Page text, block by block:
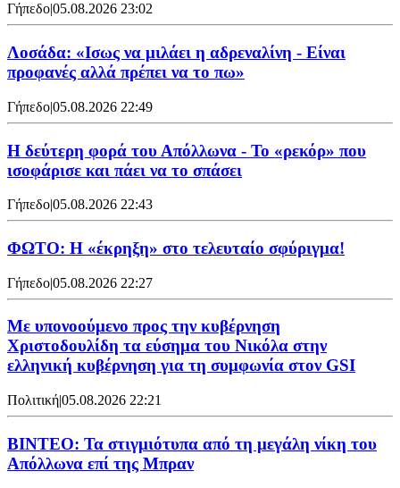
Γήπεδο|05.08.2026 23:02
Λοσάδα: «Ισως να μιλάει η αδρεναλίνη - Είναι
προφανές αλλά πρέπει να το πω»
Γήπεδο|05.08.2026 22:49
Η δεύτερη φορά του Απόλλωνα - Το «ρεκόρ» που
ισοφάρισε και πάει να το σπάσει
Γήπεδο|05.08.2026 22:43
ΦΩΤΟ: Η «έκρηξη» στο τελευταίο σφύριγμα!
Γήπεδο|05.08.2026 22:27
Με υπονοούμενο προς την κυβέρνηση
Χριστοδουλίδη τα εύσημα του Νικόλα στην
ελληνική κυβέρνηση για τη συμφωνία στον GSI
Πολιτική|05.08.2026 22:21
ΒΙΝΤΕΟ: Τα στιγμιότυπα από τη μεγάλη νίκη του
Απόλλωνα επί της Μπραν